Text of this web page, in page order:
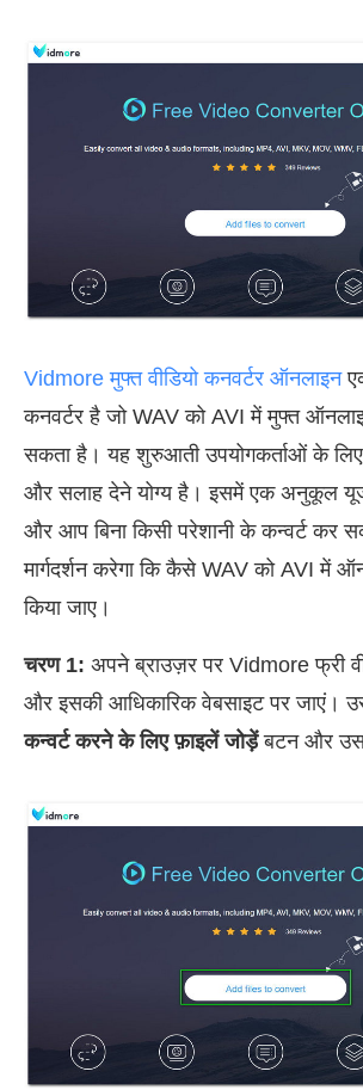
Vidmore मुफ्त वीडियो कनवर्टर ऑनलाइन
कनवर्टर है जो WAV को AVI में मुफ्त
सकता है। यह शुरुआती उपयोगकर्ताओं के लिए
और सलाह देने योग्य है। इसमें एक अनुकूल
और आप बिना किसी परेशानी के कन्वर्ट कर
मार्गदर्शन करेगा कि कैसे WAV को AVI में
किया जाए।
चरण 1: अपने ब्राउज़र पर Vidmore फ्री
और इसकी आधिकारिक वेबसाइट पर जाएं।
कन्वर्ट करने के लिए फ़ाइलें जोड़ेंबटन और उस